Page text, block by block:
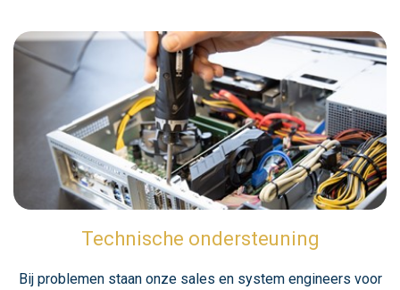
Technische ondersteuning
Bij problemen staan onze sales en system engineers voor